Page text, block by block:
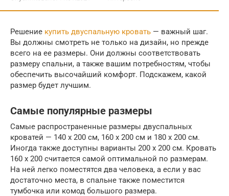
Решение купить двуспальную кровать — важный шаг.
Вы должны смотреть не только на дизайн, но прежде
всего на ее размеры. Они должны соответствовать
размеру спальни, а также вашим потребностям, чтобы
обеспечить высочайший комфорт. Подскажем, какой
размер будет лучшим.
Самые популярные размеры
Самые распространенные размеры двуспальных
кроватей — 140 х 200 см, 160 х 200 см и 180 х 200 см.
Иногда также доступны варианты 200 х 200 см. Кровать
160 х 200 считается самой оптимальной по размерам.
На ней легко поместятся два человека, а если у вас
достаточно места, в спальне также поместится
тумбочка или комод большого размера.